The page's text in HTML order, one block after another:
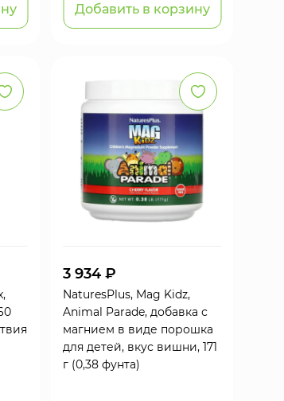
Добавить в корзину
3 934 ₽
NaturesPlus, Mag Kidz,
Animal Parade, добавка с
магнием в виде порошка
для детей, вкус вишни, 171
г (0,38 фунта)